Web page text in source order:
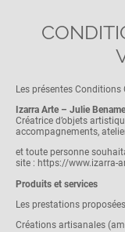
Les présentes Conditions
Izarra Arte – Julie
Créatrice d’objets
accompagnements,
et toute personne
site : https://www.izarra-
Produits et services
Les prestations
Créations artisanales